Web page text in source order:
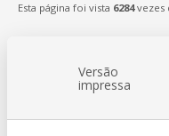
Esta página foi vista 6284vezes
Versão
impressa